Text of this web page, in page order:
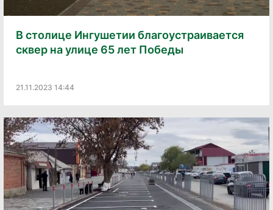
В столице Ингушетии благоустраивается
сквер на улице 65 лет Победы
21.11.2023 14:44